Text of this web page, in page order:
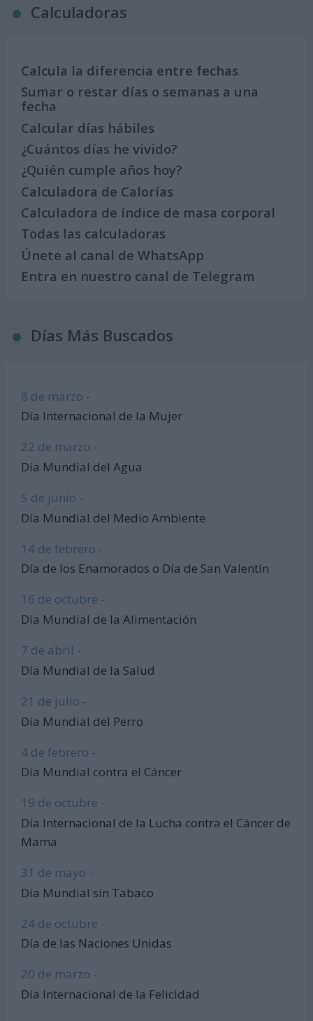
Calculadoras
Calcula la diferencia entre fechas
Sumar o restar días o semanas a una
fecha
Calcular días hábiles
¿Cuántos días he vivido?
¿Quién cumple años hoy?
Calculadora de Calorías
Calculadora de índice de masa corporal
Todas las calculadoras
Únete al canal de WhatsApp
Entra en nuestro canal de Telegram
Días Más Buscados
8 de marzo -
Día Internacional de la Mujer
22 de marzo -
Día Mundial del Agua
5 de junio -
Día Mundial del Medio Ambiente
14 de febrero -
Día de los Enamorados o Día de San Valentín
16 de octubre -
Día Mundial de la Alimentación
7 de abril -
Día Mundial de la Salud
21 de julio -
Día Mundial del Perro
4 de febrero -
Día Mundial contra el Cáncer
19 de octubre -
Día Internacional de la Lucha contra el Cáncer de
Mama
31 de mayo -
Día Mundial sin Tabaco
24 de octubre -
Día de las Naciones Unidas
20 de marzo -
Día Internacional de la Felicidad